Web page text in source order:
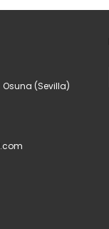
Osuna (Sevilla)